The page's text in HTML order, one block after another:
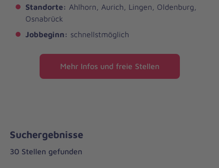
Standorte: Ahlhorn, Aurich, Lingen, Oldenburg,
Osnabrück
Jobbeginn: schnellstmöglich
Mehr Infos und freie Stellen
Suchergebnisse
30 Stellen gefunden